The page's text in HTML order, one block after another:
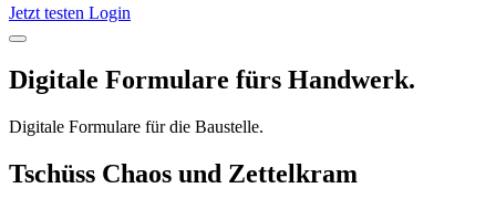
Jetzt testen Login
Digitale Formulare fürs Handwerk.
Digitale Formulare für die Baustelle.
Tschüss Chaos und Zettelkram